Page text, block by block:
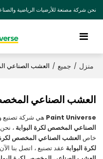
نحن شركة مصنعة للأرضيات الرياضية والصناعية
منزل / جميع / العشب الصناعي
العشب الصناعي
Paint Universe هي شركة تصنيع
الصناعي المخصص لكرة البوابة ،
خاص العشب الصناعي المخصص لكرة
لكرة البوابة عقد تصنيع ، اتصل بنا